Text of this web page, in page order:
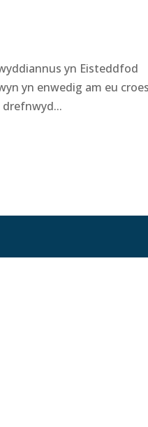
yn Eisteddfod
yn enwedig am eu